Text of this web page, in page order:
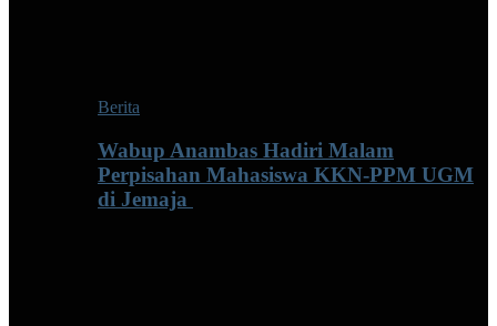
Berita
Wabup Anambas Hadiri Malam
Perpisahan Mahasiswa KKN-PPM UGM
di Jemaja ‎